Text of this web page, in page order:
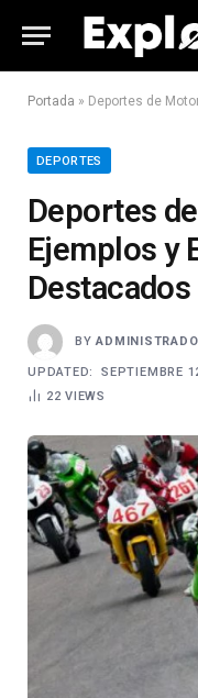
Portada » Deportes de
DEPORTES
Deportes
Ejemplos y
Destacados
BY
UPDATED: SEPTIEMBRE
22VIEWS